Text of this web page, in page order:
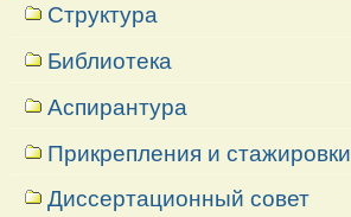
Структура
Библиотека
Аспирантура
Прикрепления и стажировки
Диссертационный совет